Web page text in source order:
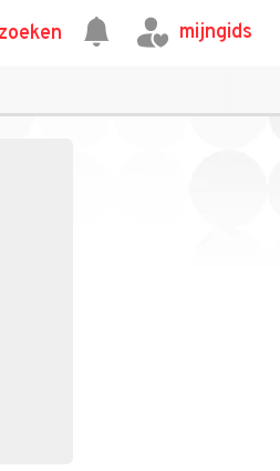
zoeken mijngids